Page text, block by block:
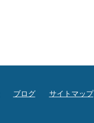
ブログ サイトマップ